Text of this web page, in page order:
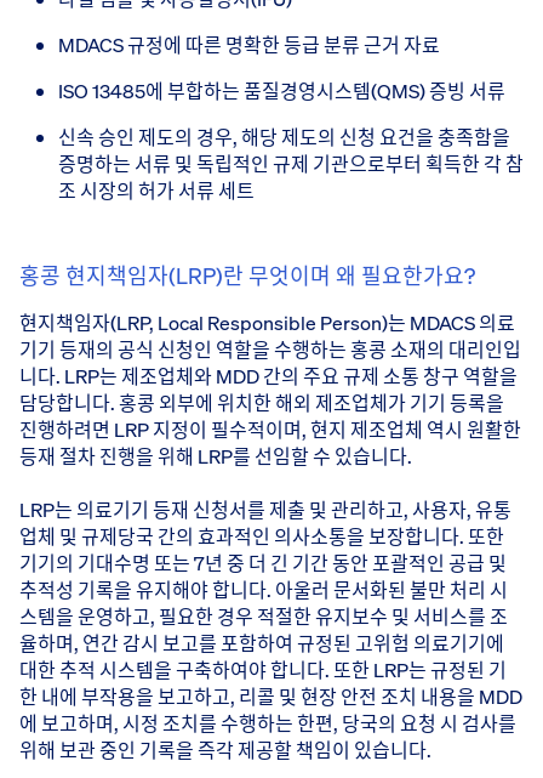
MDACS 규정에 따른 명확한 등급 분류 근거 자료
ISO 13485에 부합하는 품질경영시스템(QMS) 증빙 서류
신속 승인 제도의 경우, 해당 제도의 신청 요건을 충족함을
증명하는 서류 및 독립적인 규제 기관으로부터 획득한 각 참
조 시장의 허가 서류 세트
홍콩 현지책임자(LRP)란 무엇이며 왜 필요한가요?
현지책임자(LRP, Local Responsible Person)는 MDACS 의료
기기 등재의 공식 신청인 역할을 수행하는 홍콩 소재의 대리인입
니다. LRP는 제조업체와 MDD 간의 주요 규제 소통 창구 역할을
담당합니다. 홍콩 외부에 위치한 해외 제조업체가 기기 등록을
진행하려면 LRP 지정이 필수적이며, 현지 제조업체 역시 원활한
등재 절차 진행을 위해 LRP를 선임할 수 있습니다.
LRP는 의료기기 등재 신청서를 제출 및 관리하고, 사용자, 유통
업체 및 규제당국 간의 효과적인 의사소통을 보장합니다. 또한
기기의 기대수명 또는 7년 중 더 긴 기간 동안 포괄적인 공급 및
추적성 기록을 유지해야 합니다. 아울러 문서화된 불만 처리 시
스템을 운영하고, 필요한 경우 적절한 유지보수 및 서비스를 조
율하며, 연간 감시 보고를 포함하여 규정된 고위험 의료기기에
대한 추적 시스템을 구축하여야 합니다. 또한 LRP는 규정된 기
한 내에 부작용을 보고하고, 리콜 및 현장 안전 조치 내용을 MDD
에 보고하며, 시정 조치를 수행하는 한편, 당국의 요청 시 검사를
위해 보관 중인 기록을 즉각 제공할 책임이 있습니다.